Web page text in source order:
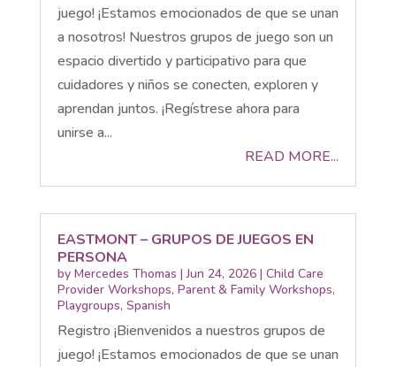
juego! ¡Estamos emocionados de que se unan
a nosotros! Nuestros grupos de juego son un
espacio divertido y participativo para que
cuidadores y niños se conecten, exploren y
aprendan juntos. ¡Regístrese ahora para
unirse a...
READ MORE...
EASTMONT – GRUPOS DE JUEGOS EN
PERSONA
by Mercedes Thomas |Jun 24, 2026| Child Care
Provider Workshops, Parent & Family Workshops,
Playgroups, Spanish
Registro ¡Bienvenidos a nuestros grupos de
juego! ¡Estamos emocionados de que se unan